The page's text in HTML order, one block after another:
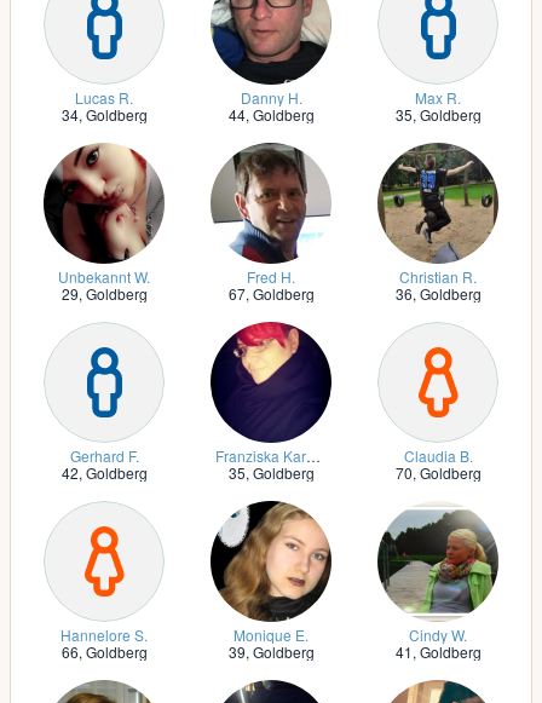
Lucas R.
34, Goldberg
Danny H.
44, Goldberg
Max R.
35, Goldberg
Unbekannt W.
29, Goldberg
Fred H.
67, Goldberg
Christian R.
36, Goldberg
Gerhard F.
42, Goldberg
Franziska Karolin W.
35, Goldberg
Claudia B.
70, Goldberg
Hannelore S.
66, Goldberg
Monique E.
39, Goldberg
Cindy W.
41, Goldberg